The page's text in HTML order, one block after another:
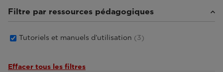
Filtre par ressources pédagogiques
Tutoriels et manuels d’utilisation (3)
Effacer tous les filtres